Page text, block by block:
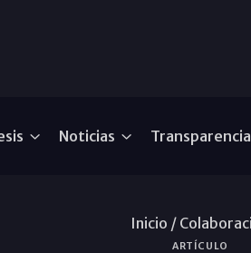
Noticias Transparencia
Inicio /
ARTÍCULO